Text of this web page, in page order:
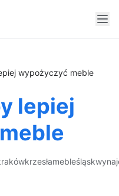
wypożyczyć meble
lepiej
krzesłamebleśląsk